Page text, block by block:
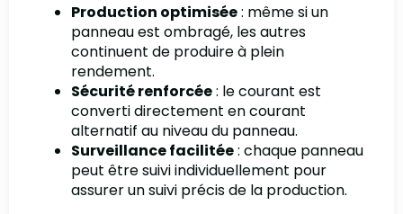
Production optimisée: même si un
panneau est ombragé, les autres
continuent de produire à plein
rendement.
Sécurité renforcée: le courant est
converti directement en courant
alternatif au niveau du panneau.
Surveillance facilitée: chaque panneau
peut être suivi individuellement pour
assurer un suivi précis de la production.